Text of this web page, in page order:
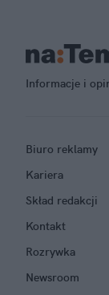
Informacje i
Biuro reklamy
Kariera
Skład redakcji
Kontakt
Rozrywka
Newsroom